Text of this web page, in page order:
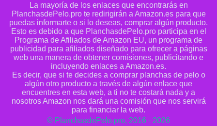
La mayoría de los enlaces que encontrarás en
PlanchasdePelo.pro te redirigirán a Amazon.es para que
puedas informarte o si lo deseas, comprar algún producto.
Esto es debido a que PlanchasdePelo.pro participa en el
Programa de Afiliados de Amazon EU, un programa de
publicidad para afiliados diseñado para ofrecer a páginas
web una manera de obtener comisiones, publicitando e
incluyendo enlaces a Amazon.es.
Es decir, que si te decides a comprar planchas de pelo o
algún otro producto a través de algún enlace que
encuentres en esta web, a ti no te costará nada y a
nosotros Amazon nos dará una comisión que nos servirá
para financiar la web.
© PlanchasdePelo.pro, 2016 - 2026